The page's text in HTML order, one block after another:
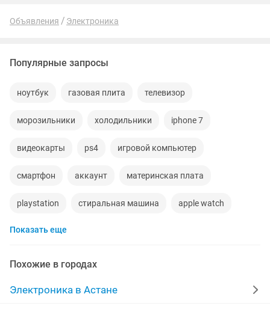
Объявления Электроника
Популярные запросы
ноутбук газовая плита телевизор
морозильники холодильники iphone 7
видеокарты ps4 игровой компьютер
смартфон аккаунт материнская плата
playstation стиральная машина apple watch
беспроводные наушники
пылесос ipad 2 колонки
Показать еще
Похожие в городах
Электроника в Астане